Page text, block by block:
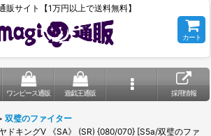
販サイト【1万円以上で送料無料】
カート
ワンピース通販 遊戯王通販 採用情報
双璧のファイター
ドキングV 《SA》 (SR) {080/070} [S5a/双璧のファ